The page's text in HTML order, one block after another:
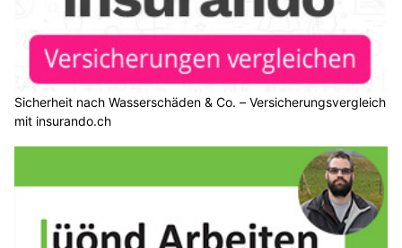
Sicherheit nach Wasserschäden & Co. – Versicherungsvergleich
mit insurando.ch